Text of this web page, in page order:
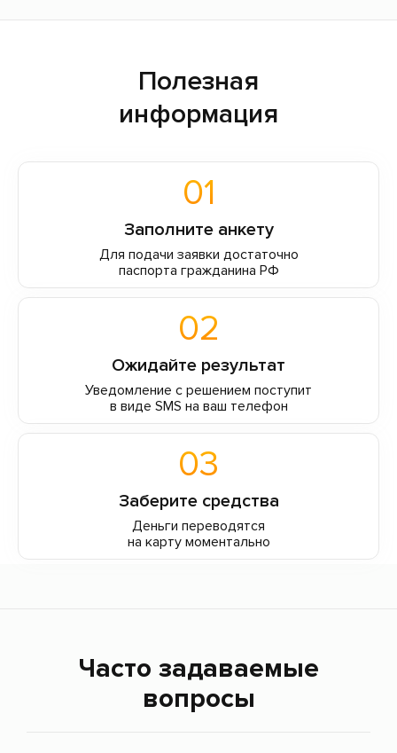
Полезная
информация
01
Заполните анкету
Для подачи заявки достаточно
паспорта гражданина РФ
02
Ожидайте результат
Уведомление с решением поступит
в виде SMS на ваш телефон
03
Заберите средства
Деньги переводятся
на карту моментально
Часто задаваемые
вопросы